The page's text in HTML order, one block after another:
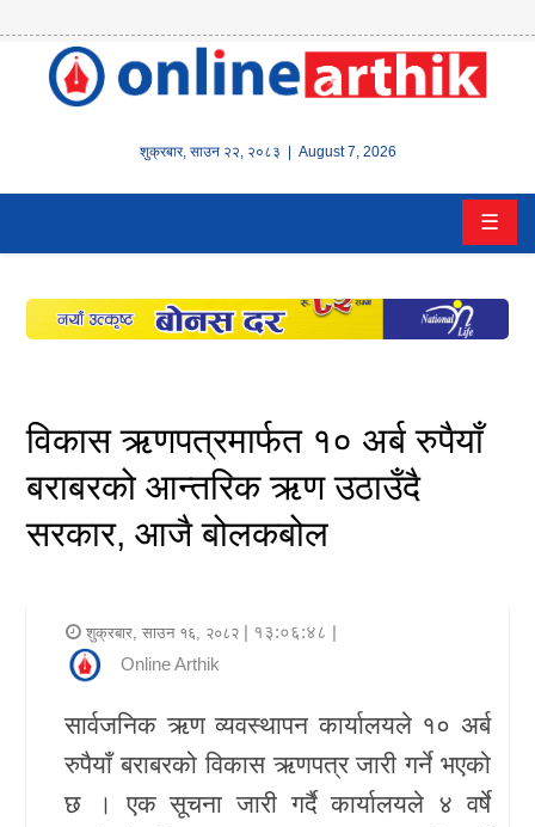
शुक्रबार, साउन २२, २०८३ | August 7, 2026
होम
वित्त
इन्स्योरेन्स
पूँजीबजार
अटो
कला
राजनीति
भिडियो
समाचार
☰
विकास ऋणपत्रमार्फत १० अर्ब रुपैयाँ
बराबरको आन्तरिक ऋण उठाउँदै
सरकार, आजै बोलकबोल
शुक्रबार, साउन १६, २०८२ | १३:०६:४८ |
Online Arthik
सार्वजनिक ऋण व्यवस्थापन कार्यालयले १० अर्ब
रुपैयाँ बराबरको विकास ऋणपत्र जारी गर्ने भएको
छ । एक सूचना जारी गर्दै कार्यालयले ४ वर्षे